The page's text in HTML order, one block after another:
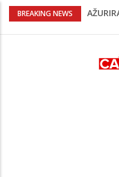
BREAKING NEWS
Horde